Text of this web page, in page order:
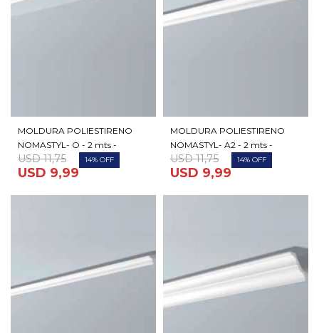
MOLDURA POLIESTIRENO
NOMASTYL- O - 2 mts -
USD 9,99
USD 11,75 14
MOLDURA POLIESTIRENO
NOMASTYL- A2 - 2 mts -
USD 9,99
USD 11,75 14